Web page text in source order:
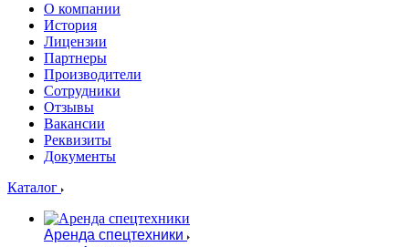
О компании
История
Лицензии
Партнеры
Производители
Сотрудники
Отзывы
Вакансии
Реквизиты
Документы
Каталог
Аренда спецтехники